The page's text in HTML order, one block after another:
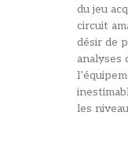
du jeu
circuit
désir de
analyses
les